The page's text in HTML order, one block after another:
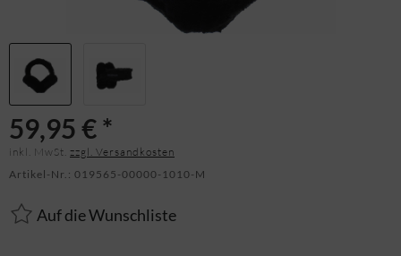
59,95 € *
inkl. MwSt. zzgl. Versandkosten
Artikel-Nr.: 019565-00000-1010-M
Auf die Wunschliste